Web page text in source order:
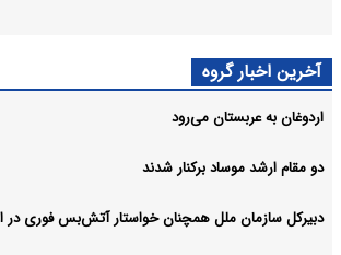
آخرین اخبار گروه
اردوغان به عربستان می‌رود
دو مقام ارشد موساد برکنار شدند
دبیرکل سازمان ملل همچنان خواستار آتش‌بس فوری در